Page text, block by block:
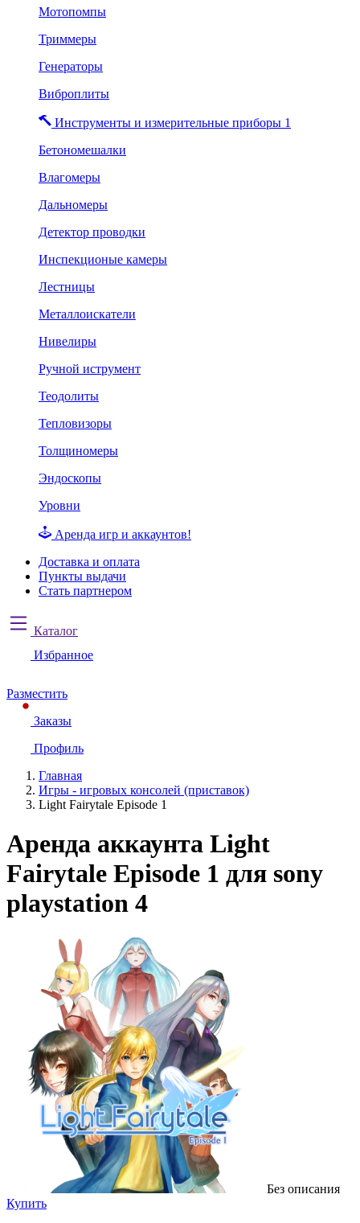
Мотопомпы
Триммеры
Генераторы
Виброплиты
Инструменты и измерительные приборы 1
Бетономешалки
Влагомеры
Дальномеры
Детектор проводки
Инспекционые камеры
Лестницы
Металлоискатели
Нивелиры
Ручной иструмент
Теодолиты
Тепловизоры
Толщиномеры
Эндоскопы
Уровни
Аренда игр и аккаунтов!
Доставка и оплата
Пункты выдачи
Стать партнером
Каталог
Избранное
Разместить
Заказы
Профиль
Главная
Игры - игровых консолей (приставок)
Light Fairytale Episode 1
Аренда аккаунта Light
Fairytale Episode 1 для sony
playstation 4
Без описания
Купить